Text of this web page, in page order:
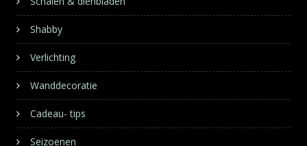
Shabby
Verlichting
Wanddecoratie
Cadeau- tips
Seizoenen